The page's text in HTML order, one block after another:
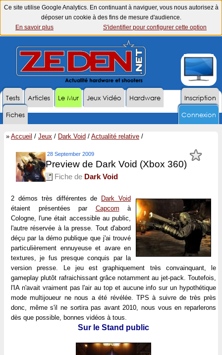
Ce site utilise Google Analytics. En continuant à naviguer, vous nous autorisez à
déposer un cookie à des fins de mesure d'audience.
En savoir plus
S'identifier pour configurer cette option
Inscription
Tests Articles Le Mur Jeux Vidéo
Hardware
Fiches
Connexion
» Accueil / Jeux / Dark Void / Actualité relative /
28 September 2009
Preview de Dark Void (Xbox 360)
Fiche de Dark Void
2 démos très différentes de
Dark Void
étaient présentées par Capcom à
Cologne, l'une était accessible au public,
l'autre réservée à la presse. Tout d'abord
déçu par la démo publique que j'ai trouvé
particulièrement ennuyeuse et avare en
textures, je fus presque conquis par la
version presse. Le jeu est graphiquement très convainquant, le
gameplay plutôt rafraichissant grâce notamment au jet-pack. Toutefois,
l'IA n'avait vraiment pas l'air au top et aucune info sur un hypothétique
mode multijoueur ne nous a été révélée. TPS à suivre de très près
donc, même s'il ne sortira pas avant 2010, nous vous en reparlerons
dès que possible, bonnes vidéos à tous.
Sur le Stand public